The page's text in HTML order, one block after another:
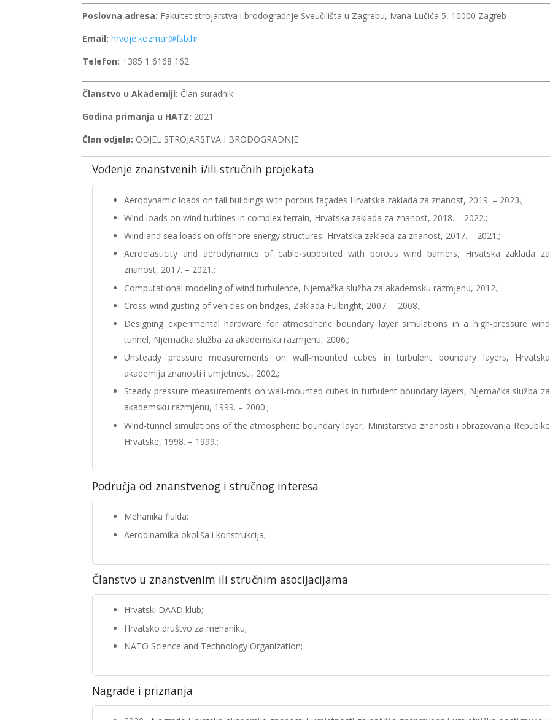
Poslovna adresa: Fakultet strojarstva i brodogradnje Sveučilišta u Zagrebu, Ivana Lučića 5, 10000 Zagreb
Email: hrvoje.kozmar@fsb.hr
Telefon: +385 1 6168 162
Članstvo u Akademiji: Član suradnik
Godina primanja u HATZ: 2021
Član odjela: ODJEL STROJARSTVA I BRODOGRADNJE
Vođenje znanstvenih i/ili stručnih projekata
Aerodynamic loads on tall buildings with porous façades Hrvatska zaklada za znanost, 2019. – 2023.;
Wind loads on wind turbines in complex terrain, Hrvatska zaklada za znanost, 2018. – 2022.;
Wind and sea loads on offshore energy structures, Hrvatska zaklada za znanost, 2017. – 2021.;
Aeroelasticity and aerodynamics of cable-supported with porous wind barriers, Hrvatska zaklada za
znanost, 2017. – 2021.;
Computational modeling of wind turbulence, Njemačka služba za akademsku razmjenu, 2012.;
Cross-wind gusting of vehicles on bridges, Zaklada Fulbright, 2007. – 2008.;
Designing experimental hardware for atmospheric boundary layer simulations in a high-pressure wind
tunnel, Njemačka služba za akademsku razmjenu, 2006.;
Unsteady pressure measurements on wall-mounted cubes in turbulent boundary layers, Hrvatska
akademija znanosti i umjetnosti, 2002.;
Steady pressure measurements on wall-mounted cubes in turbulent boundary layers, Njemačka služba za
akademsku razmjenu, 1999. – 2000.;
Wind-tunnel simulations of the atmospheric boundary layer, Ministarstvo znanosti i obrazovanja Republke
Hrvatske, 1998. – 1999.;
Područja od znanstvenog i stručnog interesa
Mehanika fluida;
Aerodinamika okoliša i konstrukcija;
Članstvo u znanstvenim ili stručnim asocijacijama
Hrvatski DAAD klub;
Hrvatsko društvo za mehaniku;
NATO Science and Technology Organization;
Nagrade i priznanja